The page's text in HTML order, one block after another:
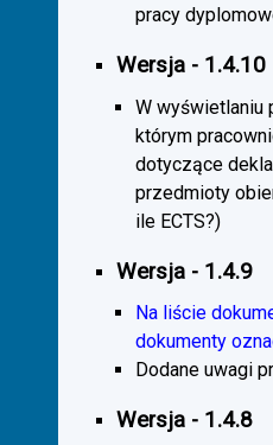
pracy
Wersja - 1.4.10
W wyświetlaniu
którym
dotyczące
przedmioty
ile ECTS?)
Wersja - 1.4.9
Na liście
dokumenty
Dodane uwagi
Wersja - 1.4.8